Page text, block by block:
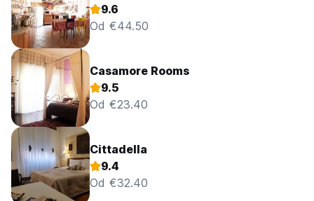
9.6
Od €44.50
Casamore Rooms
9.5
Od €23.40
Cittadella
9.4
Od €32.40